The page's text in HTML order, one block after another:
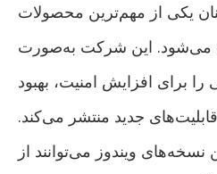
یکی از مهم‌ترین محصولات
می‌شود. این شرکت به‌صورت
برای افزایش امنیت، بهبود
جدید منتشر می‌کند.
ویندوز می‌توانند از